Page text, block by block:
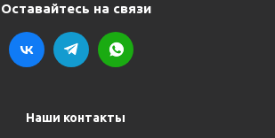
Оставайтесь на связи
Наши контакты